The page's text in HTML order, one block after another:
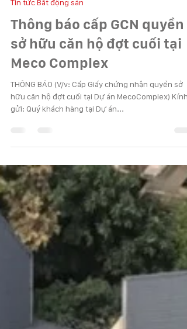
26 thg 2, 2022
Tin tức Bất động sản
Thông báo cấp GCN quyền
sở hữu căn hộ đợt cuối tại
Meco Complex
gửi: Quý khách hàng tại Dự án...